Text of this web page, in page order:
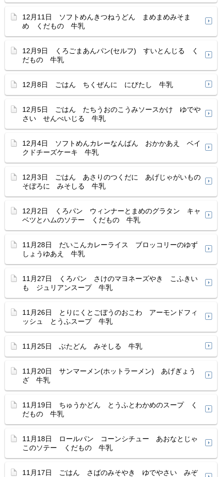
12月11日 ソフトめんきつねうどん まめまめみそま
め くだもの 牛乳
12月9日 くろごまあんパン(セルフ) すいとんじる く
だもの 牛乳
12月8日 ごはん ちくぜんに にびたし 牛乳
12月5日 ごはん たちうおのこうみソースかけ ゆでや
さい せんべいじる 牛乳
12月4日 ソフトめんカレーなんばん おかかあえ ベイ
クドチーズケーキ 牛乳
12月3日 ごはん あさりのつくだに あげじゃがいもの
そぼろに みそしる 牛乳
12月2日 くろパン ウィンナーとまめのグラタン キャ
ベツとハムのソテー くだもの 牛乳
11月28日 だいこんカレーライス ブロッコリーのゆず
しょうゆあえ 牛乳
11月27日 くろパン さけのマヨネーズやき こふきい
も ジュリアンスープ 牛乳
11月26日 とりにくとごぼうのおこわ アーモンドフィ
ッシュ とうふスープ 牛乳
11月25日 ぶたどん みそしる 牛乳
11月20日 サンマーメン(ホットラーメン) あげぎょう
ざ 牛乳
11月19日 ちゅうかどん とうふとわかめのスープ く
だもの 牛乳
11月18日 ロールパン コーンシチュー あおなとじゃ
このソテー くだもの 牛乳
11月17日 ごはん さばのみそやき ゆでやさい みぞ